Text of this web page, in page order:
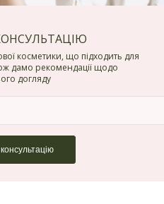
косметики, що підходить для
дамо рекомендації щодо
догляду